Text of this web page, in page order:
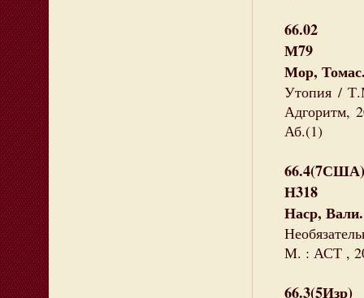
66.02
М79
Мор,
Утопия /
Адгоритм,
Аб.(1)
66.4(7США)
Н318
Наср, Вали.
М. : АСТ ,
66.3(5Изр)